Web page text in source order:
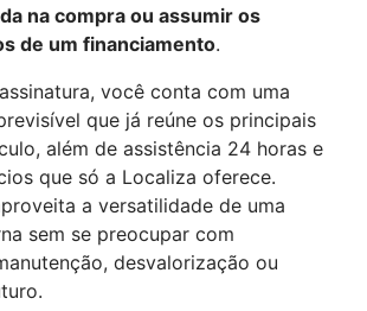
na compra ou assumir os
de um financiamento.
você conta com uma
que já reúne os principais
além de assistência 24 horas e
que só a Localiza oferece.
a versatilidade de uma
sem se preocupar com
desvalorização ou